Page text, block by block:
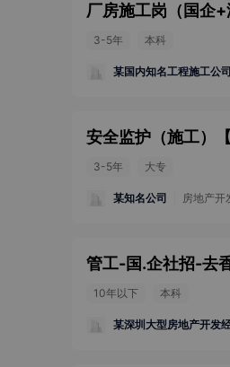
厂房施工岗（国企
3-5年 本科
某国内知名工程施工公司
安全监护（施工） 【
3-5年 大专
某知名公司 房地产开
管工-国.企社招-去
10年以下 本科
某深圳大型房地产开发